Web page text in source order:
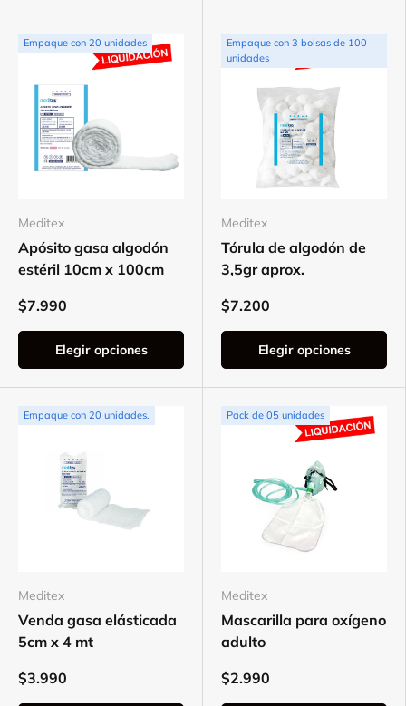
Empaque con 20 unidades
Meditex
Apósito gasa algodón
estéril 10cm x 100cm
$7.990
Elegir opciones
Empaque con 3 bolsas de 100
unidades
Meditex
Tórula de algodón de
3,5gr aprox.
$7.200
Elegir opciones
Empaque con 20 unidades.
Meditex
Venda gasa elásticada
5cm x 4 mt
$3.990
Pack de 05 unidades
Meditex
Mascarilla para oxígeno
adulto
$2.990